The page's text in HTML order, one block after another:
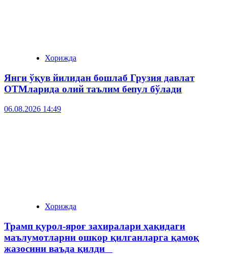
Хорижда
Янги ўқув йилидан бошлаб Грузия давлат
ОТМларида олий таълим бепул бўлади
06.08.2026 14:49
Хорижда
Трамп қурол-яроғ захиралари ҳақидаги
маълумотларни ошкор қилганларга қамоқ
жазосини ваъда қилди